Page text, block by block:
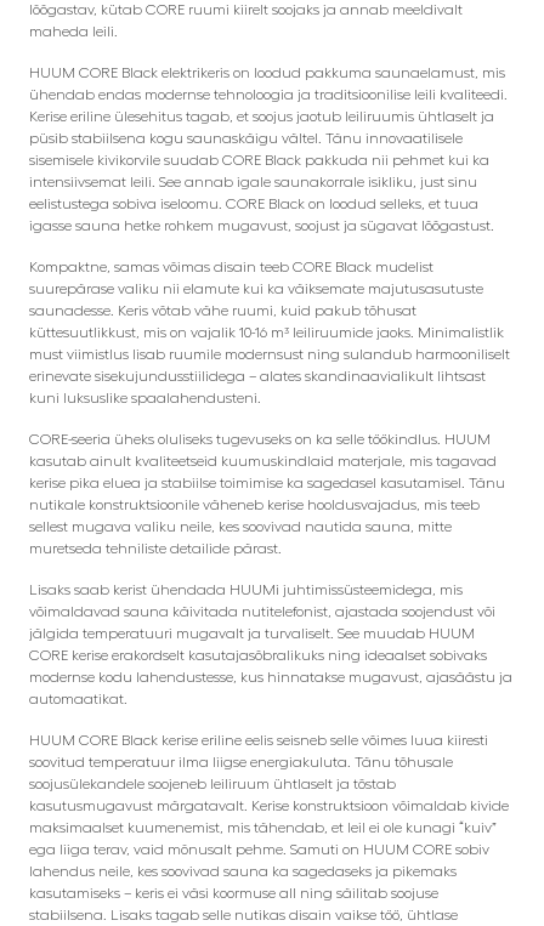
lõõgastav, kütab CORE ruumi kiirelt soojaks ja annab meeldivalt
maheda leili.
HUUM CORE Black elektrikeris on loodud pakkuma saunaelamust, mis
ühendab endas modernse tehnoloogia ja traditsioonilise leili kvaliteedi.
Kerise eriline ülesehitus tagab, et soojus jaotub leiliruumis ühtlaselt ja
püsib stabiilsena kogu saunaskäigu vältel. Tänu innovaatilisele
sisemisele kivikorvile suudab CORE Black pakkuda nii pehmet kui ka
intensiivsemat leili. See annab igale saunakorrale isikliku, just sinu
eelistustega sobiva iseloomu. CORE Black on loodud selleks, et tuua
igasse sauna hetke rohkem mugavust, soojust ja sügavat lõõgastust.
Kompaktne, samas võimas disain teeb CORE Black mudelist
suurepärase valiku nii elamute kui ka väiksemate majutusasutuste
saunadesse. Keris võtab vähe ruumi, kuid pakub tõhusat
küttesuutlikkust, mis on vajalik 10-16 m³ leiliruumide jaoks. Minimalistlik
must viimistlus lisab ruumile modernsust ning sulandub harmooniliselt
erinevate sisekujundusstiilidega – alates skandinaavialikult lihtsast
kuni luksuslike spaalahendusteni.
CORE-seeria üheks oluliseks tugevuseks on ka selle töökindlus. HUUM
kasutab ainult kvaliteetseid kuumuskindlaid materjale, mis tagavad
kerise pika eluea ja stabiilse toimimise ka sagedasel kasutamisel. Tänu
nutikale konstruktsioonile väheneb kerise hooldusvajadus, mis teeb
sellest mugava valiku neile, kes soovivad nautida sauna, mitte
muretseda tehniliste detailide pärast.
Lisaks saab kerist ühendada HUUMi juhtimissüsteemidega, mis
võimaldavad sauna käivitada nutitelefonist, ajastada soojendust või
jälgida temperatuuri mugavalt ja turvaliselt. See muudab HUUM
CORE kerise erakordselt kasutajasõbralikuks ning ideaalset sobivaks
modernse kodu lahendustesse, kus hinnatakse mugavust, ajasäästu ja
automaatikat.
HUUM CORE Black kerise eriline eelis seisneb selle võimes luua kiiresti
soovitud temperatuur ilma liigse energiakuluta. Tänu tõhusale
soojusülekandele soojeneb leiliruum ühtlaselt ja tõstab
kasutusmugavust märgatavalt. Kerise konstruktsioon võimaldab kivide
maksimaalset kuumenemist, mis tähendab, et leil ei ole kunagi “kuiv”
ega liiga terav, vaid mõnusalt pehme. Samuti on HUUM CORE sobiv
lahendus neile, kes soovivad sauna ka sagedaseks ja pikemaks
kasutamiseks – keris ei väsi koormuse all ning säilitab soojuse
stabiilsena. Lisaks tagab selle nutikas disain vaikse töö, ühtlase